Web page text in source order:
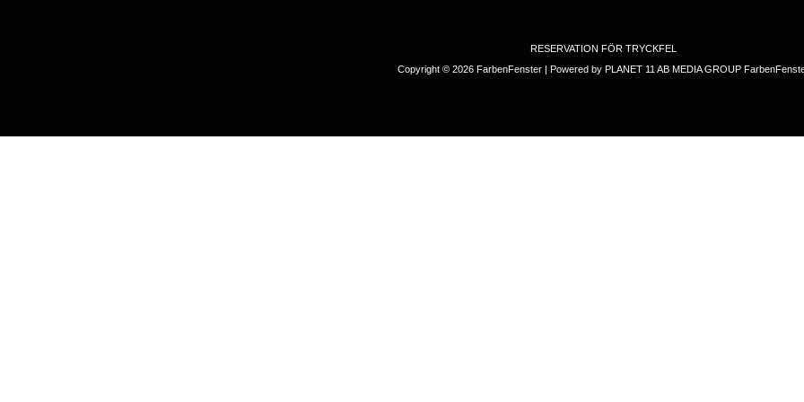
RESERVATION FÖR TRYCKFEL
Copyright © 2026 FarbenFenster | Powered by PLANET 11 AB MEDIA GROUP